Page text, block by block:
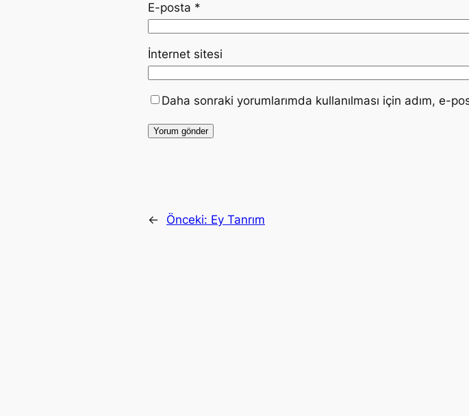
E-posta *
İnternet sitesi
Daha sonraki yorumlarımda kullanılması için adım, e-
← Önceki: Ey Tanrım